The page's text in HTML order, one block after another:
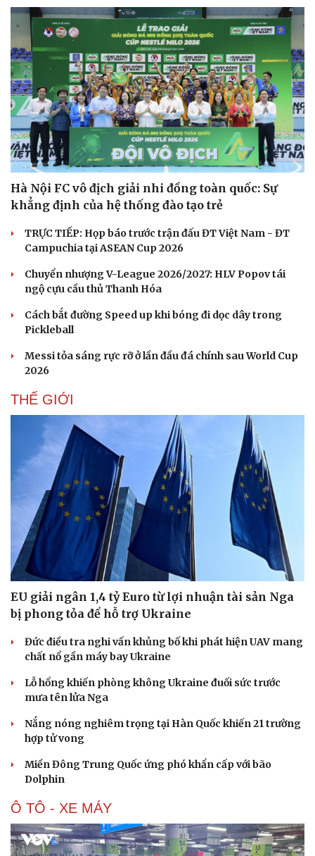
Hà Nội FC vô địch giải nhi đồng toàn quốc: Sự
khẳng định của hệ thống đào tạo trẻ
TRỰC TIẾP: Họp báo trước trận đấu ĐT Việt Nam - ĐT
Campuchia tại ASEAN Cup 2026
Chuyển nhượng V-League 2026/2027: HLV Popov tái
ngộ cựu cầu thủ Thanh Hóa
Cách bắt đường Speed up khi bóng đi dọc dây trong
Pickleball
Messi tỏa sáng rực rỡ ở lần đầu đá chính sau World Cup
2026
THẾ GIỚI
EU giải ngân 1,4 tỷ Euro từ lợi nhuận tài sản Nga
bị phong tỏa để hỗ trợ Ukraine
Đức điều tra nghi vấn khủng bố khi phát hiện UAV mang
chất nổ gần máy bay Ukraine
Lỗ hổng khiến phòng không Ukraine đuối sức trước
mưa tên lửa Nga
Nắng nóng nghiêm trọng tại Hàn Quốc khiến 21 trường
hợp tử vong
Miền Đông Trung Quốc ứng phó khẩn cấp với bão
Dolphin
Ô TÔ - XE MÁY